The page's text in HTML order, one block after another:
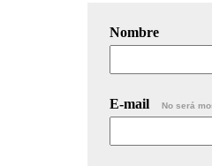
Nombre
E-mail No será